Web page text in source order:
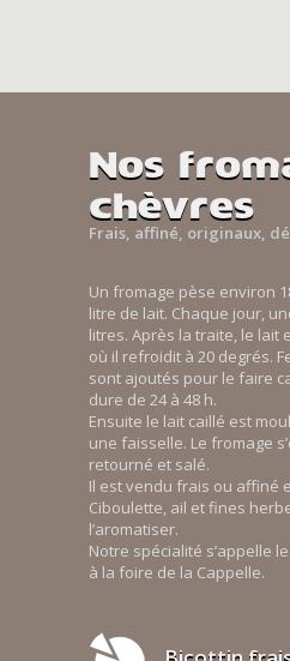
Nos
chèvres
Frais, affiné, originaux,
Un fromage pèse environ
litre de lait. Chaque jour,
litres. Après la traite, le lait
où il refroidit à 20 degrés.
sont ajoutés pour le faire
dure de 24 à 48 h.
Ensuite le lait caillé est
une faisselle. Le fromage
retourné et salé.
Il est vendu frais ou affiné
Ciboulette, ail et fines
l’aromatiser.
Notre spécialité s’appelle
à la foire de la Cappelle.